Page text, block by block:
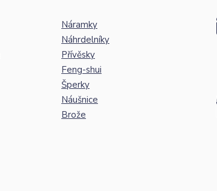
Náramky
Náhrdelníky
Přívěsky
Feng-shui
Šperky
Náušnice
Brože